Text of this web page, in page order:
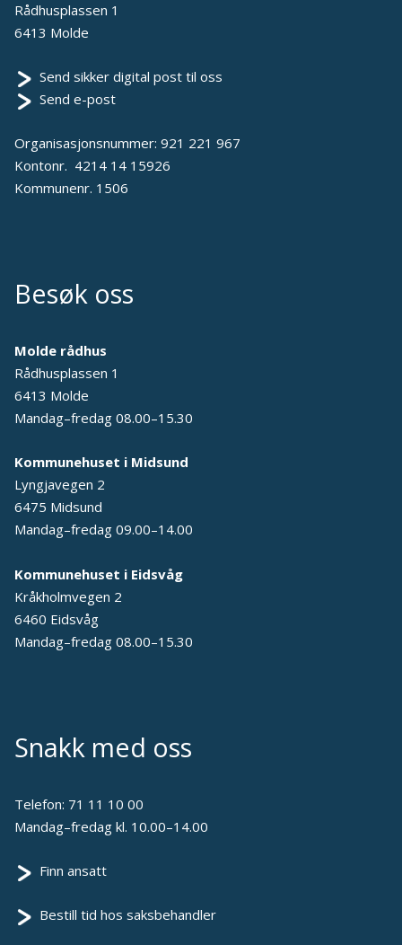
Rådhusplassen 1
6413 Molde
Send sikker digital post til oss
Send e-post
Organisasjonsnummer: 921 221 967
Kontonr. 4214 14 15926
Kommunenr. 1506
Besøk oss
Molde rådhus
Rådhusplassen 1
6413 Molde
Mandag–fredag 08.00–15.30
Kommunehuset i Midsund
Lyngjavegen 2
6475 Midsund
Mandag–fredag 09.00–14.00
Kommunehuset i Eidsvåg
Kråkholmvegen 2
6460 Eidsvåg
Mandag–fredag 08.00–15.30
Snakk med oss
Telefon: 71 11 10 00
Mandag–fredag kl. 10.00–14.00
Finn ansatt
Bestill tid hos saksbehandler